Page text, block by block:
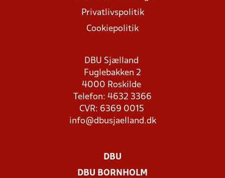
Privatlivspolitik
Cookiepolitik
DBU Sjælland
Fuglebakken 2
4000 Roskilde
Telefon: 4632 3366
CVR: 6369 0015
info@dbusjaelland.dk
DBU
DBU BORNHOLM